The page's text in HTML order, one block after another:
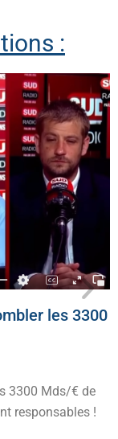
:
les 3300
3300 Mds/€ de
responsables !